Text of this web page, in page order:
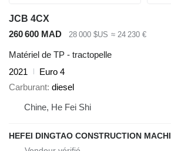
JCB 4CX
260 600 MAD
28 000 $US ≈ 24 230 €
Matériel de TP - tractopelle
2021
Euro 4
Carburant diesel
Chine, He Fei Shi